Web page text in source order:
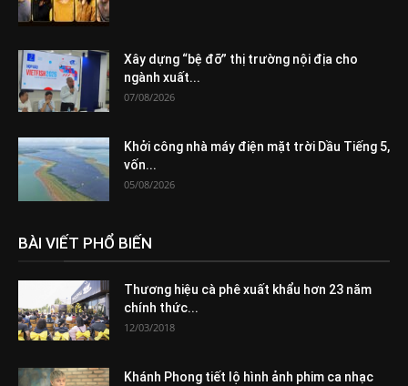
Xây dựng “bệ đỡ” thị trường nội địa cho
ngành xuất...
07/08/2026
Khởi công nhà máy điện mặt trời Dầu Tiếng 5,
vốn...
05/08/2026
BÀI VIẾT PHỔ BIẾN
Thương hiệu cà phê xuất khẩu hơn 23 năm
chính thức...
12/03/2018
Khánh Phong tiết lộ hình ảnh phim ca nhạc